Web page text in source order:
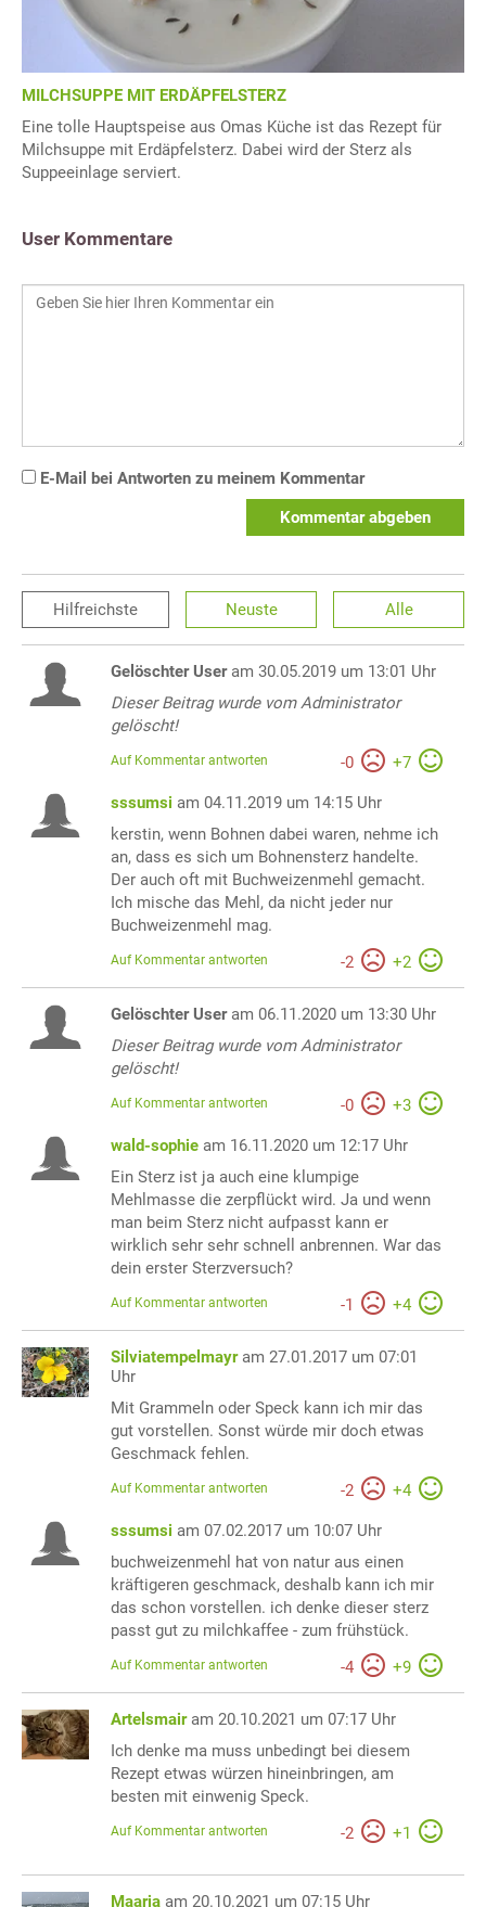
MILCHSUPPE MIT ERDÄPFELSTERZ
Eine tolle Hauptspeise aus Omas Küche ist das Rezept für
Milchsuppe mit Erdäpfelsterz. Dabei wird der Sterz als
Suppeeinlage serviert.
User Kommentare
E-Mail bei Antworten zu meinem Kommentar
Kommentar abgeben
Hilfreichste Neuste Alle
Gelöschter User am 30.05.2019 um 13:01 Uhr
Dieser Beitrag wurde vom Administrator
gelöscht!
-0 +7
Auf Kommentar antworten
sssumsi am 04.11.2019 um 14:15 Uhr
kerstin, wenn Bohnen dabei waren, nehme ich
an, dass es sich um Bohnensterz handelte.
Der auch oft mit Buchweizenmehl gemacht.
Ich mische das Mehl, da nicht jeder nur
Buchweizenmehl mag.
-2 +2
Auf Kommentar antworten
Gelöschter User am 06.11.2020 um 13:30 Uhr
Dieser Beitrag wurde vom Administrator
gelöscht!
-0 +3
Auf Kommentar antworten
wald-sophie am 16.11.2020 um 12:17 Uhr
Ein Sterz ist ja auch eine klumpige
Mehlmasse die zerpflückt wird. Ja und wenn
man beim Sterz nicht aufpasst kann er
wirklich sehr sehr schnell anbrennen. War das
dein erster Sterzversuch?
-1 +4
Auf Kommentar antworten
Silviatempelmayr am 27.01.2017 um 07:01
Uhr
Mit Grammeln oder Speck kann ich mir das
gut vorstellen. Sonst würde mir doch etwas
Geschmack fehlen.
-2 +4
Auf Kommentar antworten
sssumsi am 07.02.2017 um 10:07 Uhr
buchweizenmehl hat von natur aus einen
kräftigeren geschmack, deshalb kann ich mir
das schon vorstellen. ich denke dieser sterz
passt gut zu milchkaffee - zum frühstück.
-4 +9
Auf Kommentar antworten
Artelsmair am 20.10.2021 um 07:17 Uhr
Ich denke ma muss unbedingt bei diesem
Rezept etwas würzen hineinbringen, am
besten mit einwenig Speck.
-2 +1
Auf Kommentar antworten
Maarja am 20.10.2021 um 07:15 Uhr